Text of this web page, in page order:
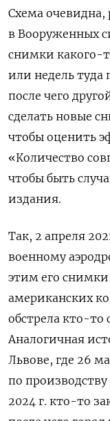
Схема очевидна,
в Вооруженных
снимки какого-
или недель туда
после чего
сделать новые
чтобы оценить
«Количество
чтобы быть
издания.
Так, 2 апреля
военному
этим его
американских
обстрела кто-то
Аналогичная
Львове, где 26
по
2024 г. кто-то